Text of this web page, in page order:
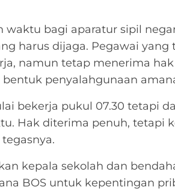
bagi aparatur sipil
harus dijaga. Pegawai
namun tetap menerima hak
penyalahgunaan
bekerja pukul 07.30 tetapi
Hak diterima penuh, tetapi
kepala sekolah dan
BOS untuk kepentingan